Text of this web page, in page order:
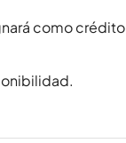
como crédito